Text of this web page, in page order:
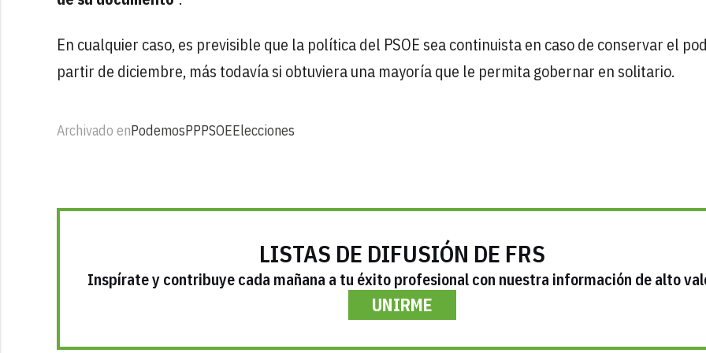
En cualquier caso, es previsible que la política del PSOE sea continuista en caso de conservar el
partir de diciembre, más todavía si obtuviera una mayoría que le permita gobernar en solitario.
Archivado enPodemosPPPSOEElecciones
LISTAS DE DIFUSIÓN DE FRS
Inspírate y contribuye cada mañana a tu éxito profesional con nuestra información de alto
UNIRME